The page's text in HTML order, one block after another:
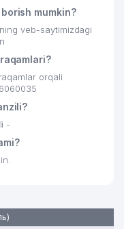
659 м
707 м
borish mumkin?
veb-saytimizdagi
orqali
-